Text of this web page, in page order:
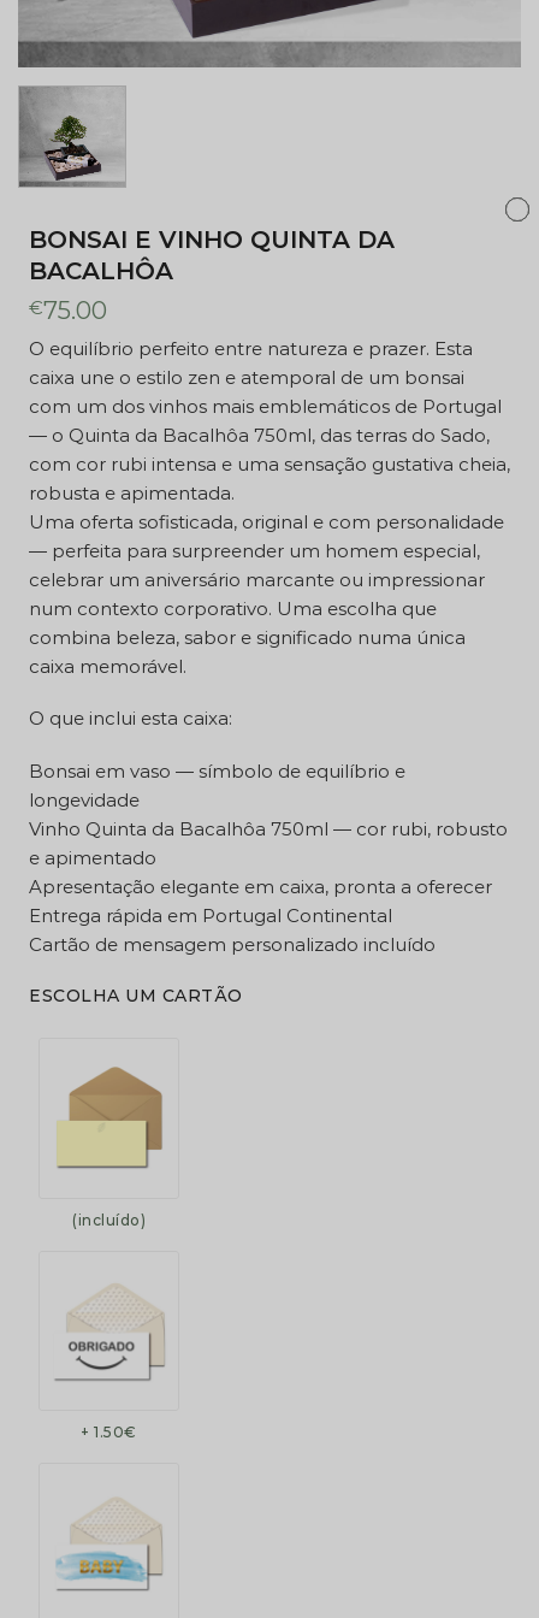
surpreender um homem
especial, celebrar um aniversário
esta caixa: Bonsai em vaso —
símbolo de equilíbrio e
robusto e apimentado
Apresentação elegante em caixa,
pronta a oferecer Entrega rápida
em Portugal Continental Cartão
de mensagem personalizado
incluído
BONSAI E VINHO QUINTA DA
BACALHÔA
€75.00
O equilíbrio perfeito entre natureza e prazer. Esta
caixa une o estilo zen e atemporal de um bonsai
com um dos vinhos mais emblemáticos de Portugal
— o Quinta da Bacalhôa 750ml, das terras do Sado,
com cor rubi intensa e uma sensação gustativa cheia,
robusta e apimentada.
Uma oferta sofisticada, original e com personalidade
— perfeita para surpreender um homem especial,
celebrar um aniversário marcante ou impressionar
num contexto corporativo. Uma escolha que
combina beleza, sabor e significado numa única
caixa memorável.
O que inclui esta caixa:
Bonsai em vaso — símbolo de equilíbrio e
longevidade
Vinho Quinta da Bacalhôa 750ml — cor rubi, robusto
e apimentado
Apresentação elegante em caixa, pronta a oferecer
Entrega rápida em Portugal Continental
Cartão de mensagem personalizado incluído
ESCOLHA UM CARTÃO
(incluído)
+ 1.50€